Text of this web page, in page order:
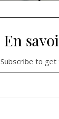
En
Subscribe to